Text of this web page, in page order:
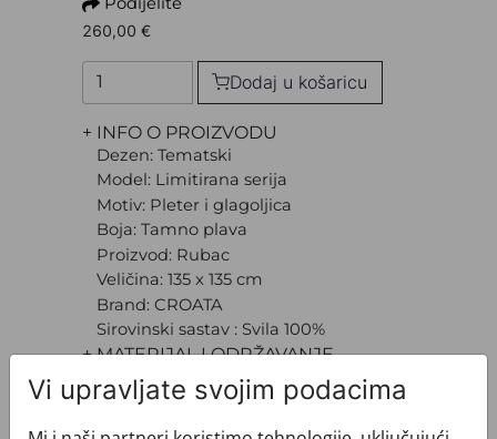
260,00 €
Dodaj u košaricu
+ INFO O PROIZVODU
Dezen: Tematski
Model: Limitirana serija
Motiv: Pleter i glagoljica
Boja: Tamno plava
Proizvod: Rubac
Veličina: 135 x 135 cm
Brand: CROATA
Sirovinski sastav : Svila 100%
+ MATERIJAL I ODRŽAVANJE
+ DOSTAVA
+ PLAĆANJE
+ POVRATI I ZAMJENE
Vi upravljate svojim podacima